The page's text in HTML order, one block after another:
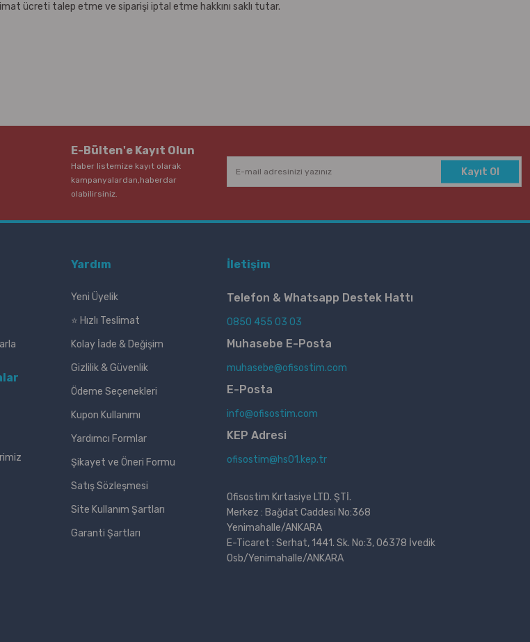
ücreti talep etme ve siparişi iptal etme hakkını saklı tutar.
E-Bülten'e Kayıt Olun
Haber listemize kayıt olarak
kampanyalardan,haberdar
olabilirsiniz.
Kayıt Ol
Yardım
Yeni Üyelik
⭐ Hızlı Teslimat
Kolay İade & Değişim
Gizlilik & Güvenlik
Ödeme Seçenekleri
Kupon Kullanımı
Yardımcı Formlar
Şikayet ve Öneri Formu
Satış Sözleşmesi
Site Kullanım Şartları
Garanti Şartları
İletişim
Telefon & Whatsapp Destek Hattı
0850 455 03 03
Muhasebe E-Posta
muhasebe@ofisostim.com
E-Posta
info@ofisostim.com
KEP Adresi
ofisostim@hs01.kep.tr
Ofisostim Kırtasiye LTD. ŞTİ.
Merkez : Bağdat Caddesi No:368
Yenimahalle/ANKARA
E-Ticaret : Serhat, 1441. Sk. No:3, 06378 İvedik
Osb/Yenimahalle/ANKARA